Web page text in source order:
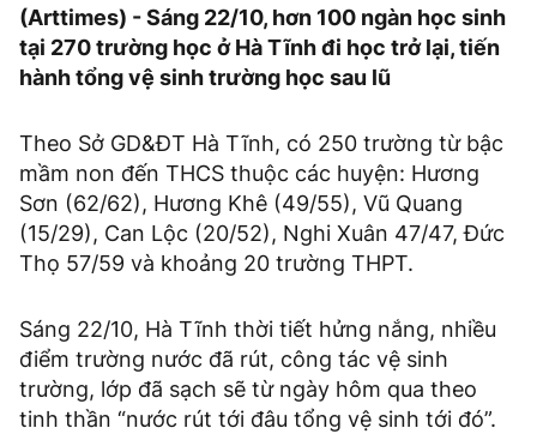
(Arttimes) - Sáng 22/10, hơn 100 ngàn học sinh
tại 270 trường học ở Hà Tĩnh đi học trở lại, tiến
hành tổng vệ sinh trường học sau lũ
Theo Sở GD&ĐT Hà Tĩnh, có 250 trường từ bậc
mầm non đến THCS thuộc các huyện: Hương
Sơn (62/62), Hương Khê (49/55), Vũ Quang
(15/29), Can Lộc (20/52), Nghi Xuân 47/47, Đức
Thọ 57/59 và khoảng 20 trường THPT.
Sáng 22/10, Hà Tĩnh thời tiết hửng nắng, nhiều
điểm trường nước đã rút, công tác vệ sinh
trường, lớp đã sạch sẽ từ ngày hôm qua theo
tinh thần “nước rút tới đâu tổng vệ sinh tới đó”.